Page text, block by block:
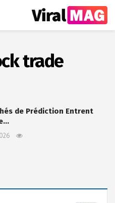
trade
de Prédiction Entrent